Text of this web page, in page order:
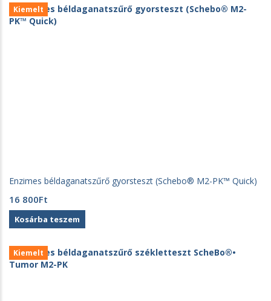
Kiemelt
Enzimes béldaganatszűrő gyorsteszt (Schebo® M2-PK™ Quick)
16 800Ft
Kosárba teszem
Kiemelt